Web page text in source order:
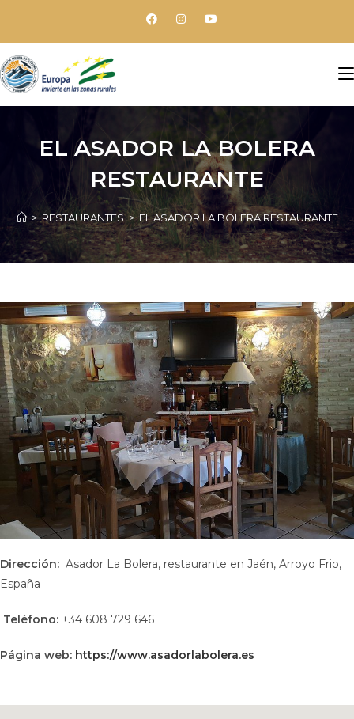
EL ASADOR LA BOLERA
RESTAURANTE
> RESTAURANTES > EL ASADOR LA BOLERA RESTAURANTE
Dirección: Asador La Bolera, restaurante en Jaén, Arroyo Frio,
España
Teléfono: +34 608 729 646
Página web: https://www.asadorlabolera.es